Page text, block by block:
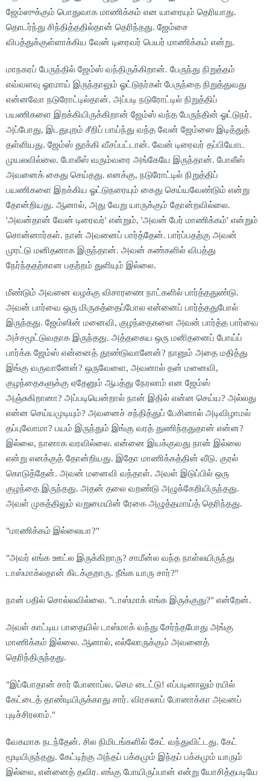
ஜேம்ஸுக்கும் பொதுவாக மாணிக்கம் என யாரையும் தெரியாது.
தொடர்ந்து சிந்தித்ததில்தான் தெரிந்தது. ஜேம்சை
விபத்துக்குள்ளாக்கிய வேன் டிரைவர் பெயர் மாணிக்கம் என்று.
மாநகரப் பேருந்தில் ஜேம்ஸ் வந்திருக்கிறான். பேருந்து நிறுத்தம்
எவ்வளவு ஓரமாய் இருந்தாலும் ஓட்டுநர்கள் பேருந்தை நிறுத்துவது
என்னவோ நடுரோட்டில்தான். அப்படி நடுரோட்டில் நிறுத்திப்
பயணிகளை இறக்கியிருக்கிறான் ஜேம்ஸ் வந்த பேருந்தின் ஓட்டுநர்.
அப்போது, இடதுபுறம் சீறிப் பாய்ந்து வந்த வேன் ஜேம்ஸை இடித்துத்
தள்ளியது. ஜேம்ஸ் தூக்கி வீசப்பட்டான். வேன் டிரைவர் தப்பியோட
முயலவில்லை. போலீஸ் வரும்வரை அங்கேயே இருந்தான். போலீஸ்
அவனைக் கைது செய்தது. எனக்கு, நடுரோட்டில் நிறுத்திப்
பயணிகளை இறக்கிய ஓட்டுநரையும் கைது செய்யவேண்டும் என்று
தோன்றியது. ஆனால், அது வேறு யாருக்கும் தோன்றவில்லை.
'அவன்தான் வேன் டிரைவர்' என்றும், 'அவன் பேர் மாணிக்கம்' என்றும்
சொன்னார்கள். நான் அவனைப் பார்த்தேன். பார்ப்பதற்கு அவன்
முரட்டு மனிதனாக இருந்தான். அவன் கண்களில் விபத்து
நேர்ந்ததற்கான பதற்றம் துளியும் இல்லை.
மீண்டும் அவனை வழக்கு விசாரணை நாட்களில் பார்த்ததுண்டு.
அவன் பார்வை ஒரு மிருகத்தைப்போல என்னைப் பார்த்ததுபோல்
இருந்தது. ஜேம்ஸின் மனைவி, குழந்தைகளை அவன் பார்த்த பார்வை
அச்சமூட்டுவதாக இருந்தது. அத்தகைய ஒரு மனிதனைப் போய்ப்
பார்க்க ஜேம்ஸ் என்னைத் தூண்டுவானேன்? நானும் அதை மதித்து
இங்கு வருவானேன்? ஒருவேளை, அவனால் தன் மனைவி,
குழந்தைகளுக்கு ஏதேனும் ஆபத்து நேரலாம் என ஜேம்ஸ்
அஞ்சுகிறானா? அப்படியென்றால் நான் இதில் என்ன செய்ய? அல்லது
என்ன செய்யமுடியும்? அவனைச் சந்தித்துப் பேசினால் அடிவிழாமல்
தப்புவோமா? பயம் இருந்தும் இங்கு வரத் துணிந்ததுதான் என்ன?
இல்லை, நானாக வரவில்லை. என்னை இயக்குவது நான் இல்லை
என்று எனக்குத் தோன்றியது. இதோ மாணிக்கத்தின் வீடு. குரல்
கொடுத்தேன். அவன் மனைவி வந்தாள். அவள் இடுப்பில் ஒரு
குழந்தை இருந்தது. அதன் தலை வறண்டு அழுக்கேறியிருந்தது.
அவள் முகத்திலும் வறுமையின் ரேகை அழுத்தமாய்த் தெரிந்தது.
"மாணிக்கம் இல்லையா?"
"அவர் எங்க ஊட்ல இருக்கிறாரு? சாமீன்ல வந்த நாள்லயிருந்து
டாஸ்மாக்லதான் கிடக்குறாரு. நீங்க யாரு சார்?"
நான் பதில் சொல்லவில்லை. "டாஸ்மாக் எங்க இருக்குது?" என்றேன்.
அவள் காட்டிய பாதையில் டாஸ்மாக் வந்து சேர்ந்தபோது அங்கு
மாணிக்கம் இல்லை. ஆனால், எல்லோருக்கும் அவனைத்
தெரிந்திருந்தது.
"இப்போதான் சார் போனாப்ல. செம டைட்டு! எப்படினாலும் ரயில்
கேட்டைத் தாண்டியிருக்காது சார். விரசலாப் போனாக்கா அவனப்
புடிச்சிரலாம்."
வேகமாக நடந்தேன். சில நிமிடங்களில் கேட் வந்துவிட்டது. கேட்
மூடியிருந்தது. கேட்டிற்கு அந்தப் பக்கமும் இந்தப் பக்கமும் யாரும்
இல்லை, என்னைத் தவிர. எங்கு போயிருப்பான் என்று யோசித்தபடியே